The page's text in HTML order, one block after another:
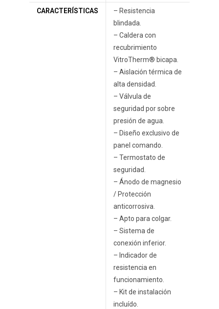
CARACTERÍSTICAS
– Resistencia
blindada.
– Caldera con
recubrimiento
VitroTherm® bicapa.
– Aislación térmica de
alta densidad.
– Válvula de
seguridad por sobre
presión de agua.
– Diseño exclusivo de
panel comando.
– Termostato de
seguridad.
– Ánodo de magnesio
/ Protección
anticorrosiva.
– Apto para colgar.
– Sistema de
conexión inferior.
– Indicador de
resistencia en
funcionamiento.
– Kit de instalación
incluído.